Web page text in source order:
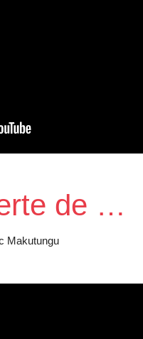
de …
Makutungu